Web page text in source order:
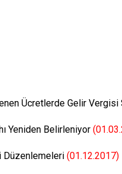
Ücretlerde Gelir Vergisi
Yeniden Belirleniyor
Düzenlemeleri (01.12.2017)